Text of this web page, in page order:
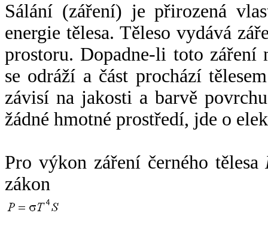
Sálání (záření) je přirozená
energie tělesa. Těleso vydává
prostoru. Dopadne-li toto záření
se odráží a část prochází
závisí na jakosti a barvě
žádné hmotné prostředí, jde o
Pro výkon záření černého tělesa
zákon